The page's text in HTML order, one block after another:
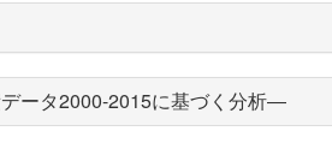
ータ2000-2015に基づく分析―